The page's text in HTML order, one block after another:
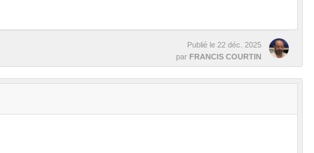
Publié le 22 déc. 2025
par FRANCIS COURTIN